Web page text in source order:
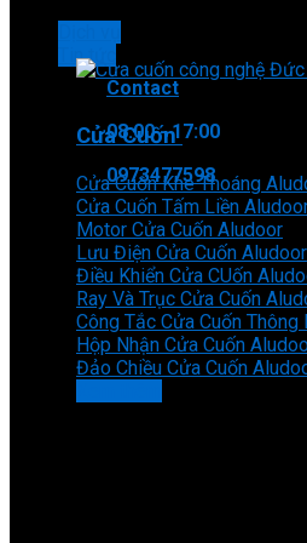
Tin tức
Contact
08:00 - 17:00
0973477598
Cửa Cuốn
Cửa Cuốn Khe Thoáng
Cửa Cuốn Tấm Liền
Motor Cửa Cuốn Aludoor
Lưu Điện Cửa Cuốn Aludoor
Điều Khiển Cửa CUốn
Ray Và Trục Cửa Cuốn
Công Tắc Cửa Cuốn
Hộp Nhận Cửa Cuốn
Đảo Chiều Cửa Cuốn